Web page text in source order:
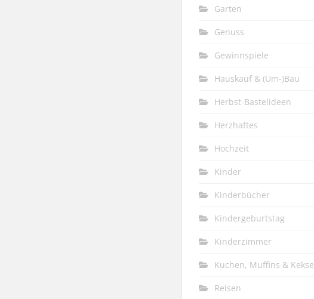
Garten
Genuss
Gewinnspiele
Hauskauf & (Um-)Bau
Herbst-Bastelideen
Herzhaftes
Hochzeit
Kinder
Kinderbücher
Kindergeburtstag
Kinderzimmer
Kuchen, Muffins & Kekse
Reisen